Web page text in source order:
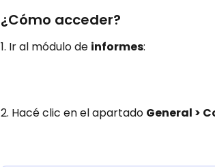
¿Cómo acceder?
1. Ir al módulo de informes:
2. Hacé clic en el apartado General >